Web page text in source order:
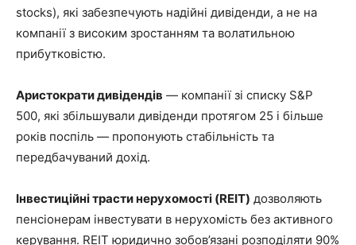
stocks), які забезпечують надійні дивіденди, а не на
компанії з високим зростанням та волатильною
прибутковістю.
Аристократи дивідендів — компанії зі списку S&P
500, які збільшували дивіденди протягом 25 і більше
років поспіль — пропонують стабільність та
передбачуваний дохід.
Інвестиційні трасти нерухомості (REIT) дозволяють
пенсіонерам інвестувати в нерухомість без активного
керування. REIT юридично зобов’язані розподіляти 90%